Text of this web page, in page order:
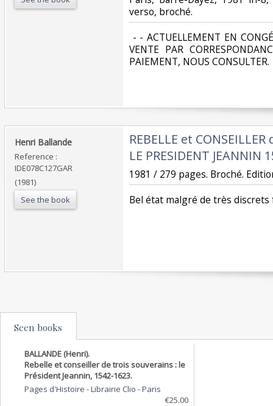
verso, broché. ‎
- - ACTUELLEMENT EN
VENTE PAR
PAIEMENT, NOUS CONSULTER.‎
‎Henri Ballande‎
Reference :
IDE078C127GAR
(1981)
See the book
‎REBELLE et
LE PRESIDENT JEANNIN
‎1981 / 279 pages. Broché.
‎Bel état malgré de très
Seen books
BALLANDE (Henri).
Rebelle et conseiller de trois souverains : le
Président Jeannin, 1542-1623.
Pages d'Histoire - Librairie Clio -Paris
€25.00